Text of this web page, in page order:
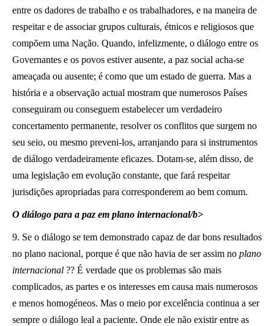
entre os dadores de trabalho e os trabalhadores, e na maneira de
respeitar e de associar grupos culturais, étnicos e religiosos que
compõem uma Nação. Quando, infelizmente, o diálogo entre os
Governantes e os povos estiver ausente, a paz social acha-se
ameaçada ou ausente; é como que um estado de guerra. Mas a
história e a observação actual mostram que numerosos Países
conseguiram ou conseguem estabelecer um verdadeiro
concertamento permanente, resolver os conflitos que surgem no
seu seio, ou mesmo preveni-los, arranjando para si instrumentos
de diálogo verdadeiramente eficazes. Dotam-se, além disso, de
uma legislação em evolução constante, que fará respeitar
jurisdições apropriadas para corresponderem ao bem comum.
O diálogo para a paz em plano internacional/b>
9. Se o diálogo se tem demonstrado capaz de dar bons resultados
no plano nacional, porque é que não havia de ser assim no plano
internacional ?? É verdade que os problemas são mais
complicados, as partes e os interesses em causa mais numerosos
e menos homogéneos. Mas o meio por excelência continua a ser
sempre o diálogo leal a paciente. Onde ele não existir entre as